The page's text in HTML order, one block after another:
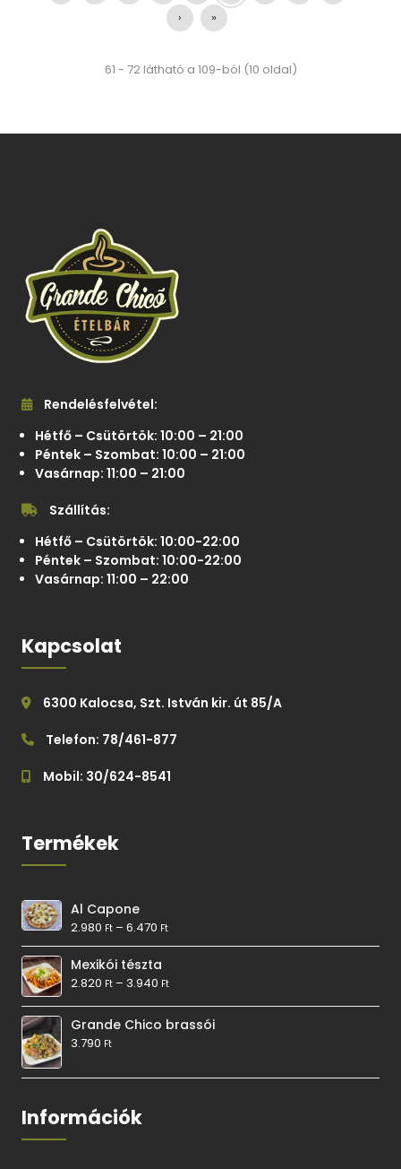
›
»
61 - 72 látható a 109-ból (10 oldal)
Rendelésfelvétel:
Hétfő – Csütörtök: 10:00 – 21:00
Péntek – Szombat: 10:00 – 21:00
Vasárnap: 11:00 – 21:00
Szállítás:
Hétfő – Csütörtök: 10:00-22:00
Péntek – Szombat: 10:00-22:00
Vasárnap: 11:00 – 22:00
Kapcsolat
6300 Kalocsa, Szt. István kir. út 85/A
Telefon: 78/461-877
Mobil: 30/624-8541
Termékek
Al Capone
2.980 Ft –6.470 Ft
Mexikói tészta
2.820 Ft – 3.940 Ft
Grande Chico brassói
3.790 Ft
Információk